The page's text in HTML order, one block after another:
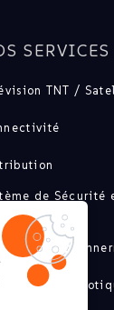
SERVICES
TNT /
de Sécurité
et
/